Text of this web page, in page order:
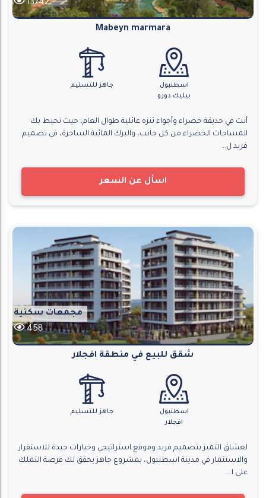
13742
Mabeyn marmara
اسطنبول
بيليك دوزو
جاهز للتسليم
أنت في حديقة خضراء وأجواء تنزه عائلية طوال العام، حيث تحيط بك
المساحات الخضراء من كل جانب، والبرك المائية الساحرة، في تصميم
فريد ل...
اسأل عن السعر
مجمعات سكنية
458
شقق للبيع في منطقة افجلار
اسطنبول
افجلار
جاهز للتسليم
لعشاق التميز بتصميم فريد وموقع استراتيجي وخيارات جيدة للاستقرار
والاستثمار في مدينة اسطنبول، بمشروع جاهز يحقق لك فرصة التملك
على ا...